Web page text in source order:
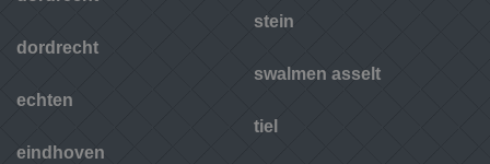
dordrecht
echten
eindhoven
stein
swalmen asselt
tiel